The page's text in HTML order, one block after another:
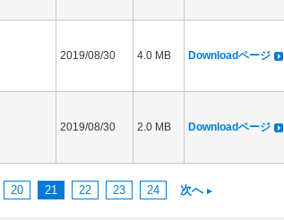
2019/08/30 4.0 MB Downloadページ
2019/08/30 2.0 MB Downloadページ
20 21 22 23 24 次へ